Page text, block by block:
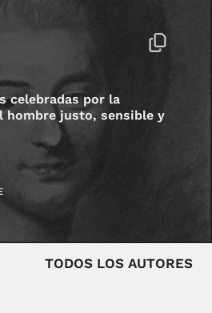
celebradas por la
justo, sensible y
TODOS LOS AUTORES